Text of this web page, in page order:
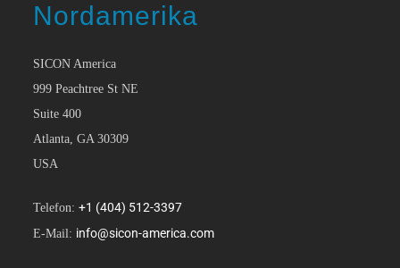
Nordamerika
SICON America
999 Peachtree St NE
Suite 400
Atlanta, GA 30309
USA
Telefon:+1 (404) 512-3397
E-Mail: info@sicon-america.com